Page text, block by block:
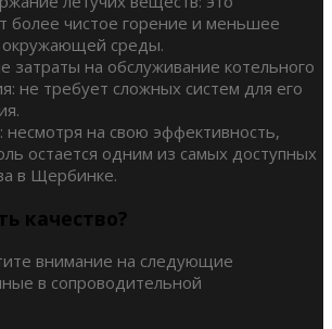
более чистое горение и меньшее
окружающей среды.
затраты на обслуживание котельного
не требует сложных систем для его
несмотря на свою эффективность,
остается одним из самых доступных
в Щербинке.
качество?
внимание на следующие
в сопроводительной